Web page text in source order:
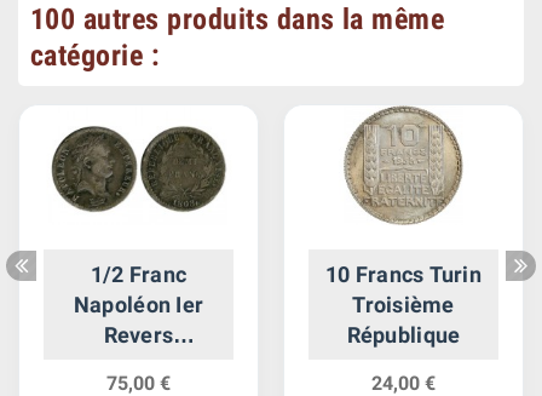
100 autres produits dans la même
catégorie :
1/2 Franc
Napoléon Ier
Revers
75,00 €
10 Francs Turin
Troisième
République
24,00 €